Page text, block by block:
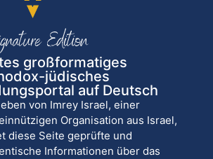
großformatiges
jüdisches
auf Deutsch
von Imrey Israel, einer
Organisation aus Israel,
diese Seite geprüfte und
Informationen über das